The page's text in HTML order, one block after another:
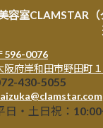
容室CLAMSTAR（
596-0076
阪府岸和田市野田町
430-5055
日・土日祝：